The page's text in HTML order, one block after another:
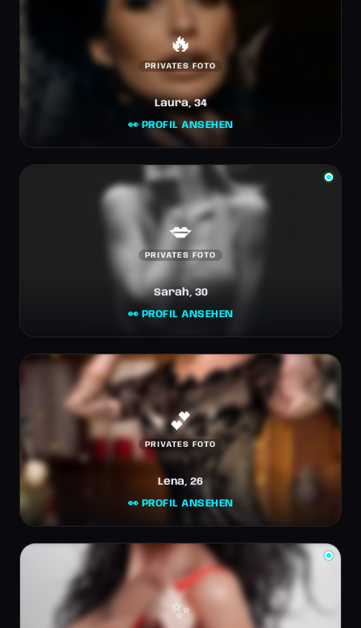
🔥
PRIVATES FOTO
Laura, 34
👀 PROFIL ANSEHEN
💋
PRIVATES FOTO
Sarah, 30
👀 PROFIL ANSEHEN
💕
PRIVATES FOTO
Lena, 26
👀 PROFIL ANSEHEN
✨